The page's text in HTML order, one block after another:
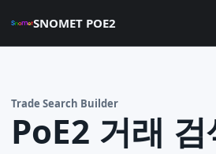
SNOMET POE2
Trade Search Builder
PoE2 거래